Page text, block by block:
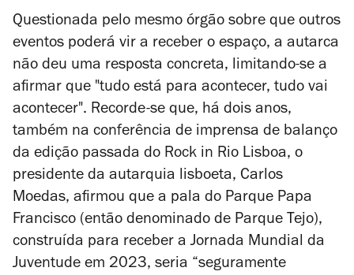
Questionada pelo mesmo órgão sobre que outros
eventos poderá vir a receber o espaço, a autarca
não deu uma resposta concreta, limitando-se a
afirmar que "tudo está para acontecer, tudo vai
acontecer". Recorde-se que, há dois anos,
também na conferência de imprensa de balanço
da edição passada do Rock in Rio Lisboa, o
presidente da autarquia lisboeta, Carlos
Moedas, afirmou que a pala do Parque Papa
Francisco (então denominado de Parque Tejo),
construída para receber a Jornada Mundial da
Juventude em 2023, seria “seguramente